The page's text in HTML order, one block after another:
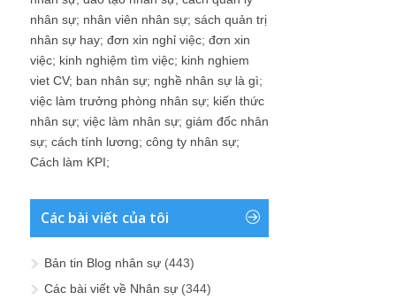
nhân sự; nhân viên nhân sự; sách quản trị
nhân sự hay; đơn xin nghỉ việc; đơn xin
việc; kinh nghiệm tìm việc; kinh nghiem
viet CV; ban nhân sự; nghề nhân sự là gì;
việc làm trưởng phòng nhân sự; kiến thức
nhân sự; việc làm nhân sự; giám đốc nhân
sự; cách tính lương; công ty nhân sự;
Cách làm KPI;
Các bài viết của tôi
Bản tin Blog nhân sự (443)
Các bài viết về Nhân sự (344)